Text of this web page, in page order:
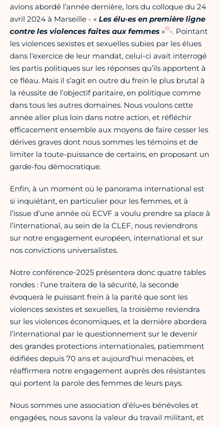
avions abordé l’année dernière, lors du colloque du 24
avril 2024 à Marseille - « Les élu·es en première ligne
contre les violences faites aux femmes »[1] -. Pointant
les violences sexistes et sexuelles subies par les élues
dans l’exercice de leur mandat, celui-ci avait interrogé
les partis politiques sur les réponses qu’ils apportent à
ce fléau. Mais il s’agit en outre du frein le plus brutal à
la réussite de l’objectif paritaire, en politique comme
dans tous les autres domaines. Nous voulons cette
année aller plus loin dans notre action, et réfléchir
efficacement ensemble aux moyens de faire cesser les
dérives graves dont nous sommes les témoins et de
limiter la toute-puissance de certains, en proposant un
garde-fou démocratique.
Enfin, à un moment où le panorama international est
si inquiétant, en particulier pour les femmes, et à
l’issue d’une année où ECVF a voulu prendre sa place à
l’international, au sein de la CLEF, nous reviendrons
sur notre engagement européen, international et sur
nos convictions universalistes.
Notre conférence-2025 présentera donc quatre tables
rondes : l’une traitera de la sécurité, la seconde
évoquera le puissant frein à la parité que sont les
violences sexistes et sexuelles, la troisième reviendra
sur les violences économiques, et la dernière abordera
l’international par le questionnement sur le devenir
des grandes protections internationales, patiemment
édifiées depuis 70 ans et aujourd’hui menacées, et
réaffirmera notre engagement auprès des résistantes
qui portent la parole des femmes de leurs pays.
Nous sommes une association d’élu·es bénévoles et
engagées, nous savons la valeur du travail militant, et